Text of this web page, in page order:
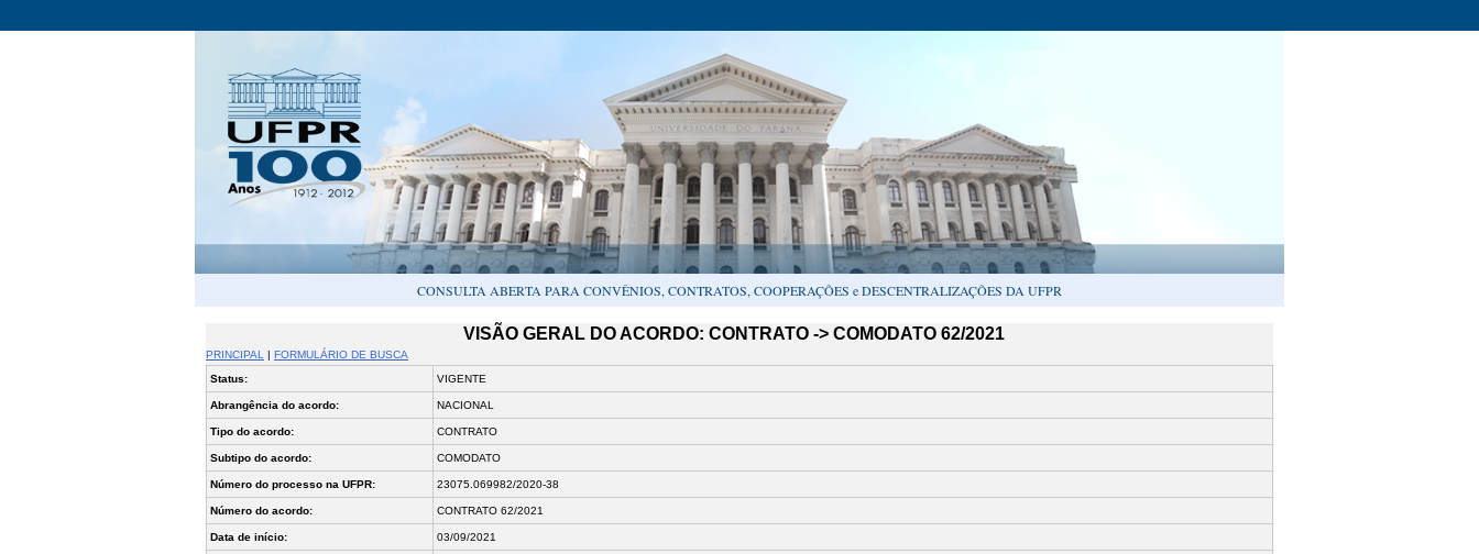
CONSULTA ABERTA PARA CONVÊNIOS, CONTRATOS, COOPERAÇÕES e DESCENTRALIZAÇÕES DA UFPR
VISÃO GERAL DO ACORDO: CONTRATO -> COMODATO 62/2021
PRINCIPAL | FORMULÁRIO DE BUSCA
Status:
VIGENTE
Abrangência do acordo: NACIONAL
Tipo do acordo: CONTRATO
Subtipo do acordo: COMODATO
Número do processo na UFPR: 23075.069982/2020-38
Número do acordo: CONTRATO 62/2021
Data de início: 03/09/2021